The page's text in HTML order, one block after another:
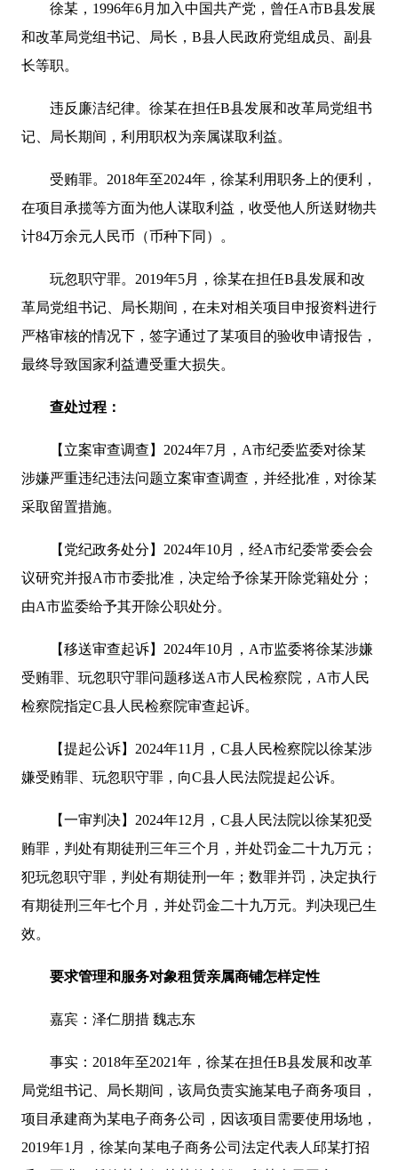
徐某，1996年6月加入中国共产党，曾任A市B县发展
和改革局党组书记、局长，B县人民政府党组成员、副县
长等职。
违反廉洁纪律。徐某在担任B县发展和改革局党组书
记、局长期间，利用职权为亲属谋取利益。
受贿罪。2018年至2024年，徐某利用职务上的便利，
在项目承揽等方面为他人谋取利益，收受他人所送财物共
计84万余元人民币（币种下同）。
玩忽职守罪。2019年5月，徐某在担任B县发展和改
革局党组书记、局长期间，在未对相关项目申报资料进行
严格审核的情况下，签字通过了某项目的验收申请报告，
最终导致国家利益遭受重大损失。
查处过程：
【立案审查调查】2024年7月，A市纪委监委对徐某
涉嫌严重违纪违法问题立案审查调查，并经批准，对徐某
采取留置措施。
【党纪政务处分】2024年10月，经A市纪委常委会会
议研究并报A市市委批准，决定给予徐某开除党籍处分；
由A市监委给予其开除公职处分。
【移送审查起诉】2024年10月，A市监委将徐某涉嫌
受贿罪、玩忽职守罪问题移送A市人民检察院，A市人民
检察院指定C县人民检察院审查起诉。
【提起公诉】2024年11月，C县人民检察院以徐某涉
嫌受贿罪、玩忽职守罪，向C县人民法院提起公诉。
【一审判决】2024年12月，C县人民法院以徐某犯受
贿罪，判处有期徒刑三年三个月，并处罚金二十九万元；
犯玩忽职守罪，判处有期徒刑一年；数罪并罚，决定执行
有期徒刑三年七个月，并处罚金二十九万元。判决现已生
效。
要求管理和服务对象租赁亲属商铺怎样定性
嘉宾：泽仁朋措 魏志东
事实：2018年至2021年，徐某在担任B县发展和改革
局党组书记、局长期间，该局负责实施某电子商务项目，
项目承建商为某电子商务公司，因该项目需要使用场地，
2019年1月，徐某向某电子商务公司法定代表人邱某打招